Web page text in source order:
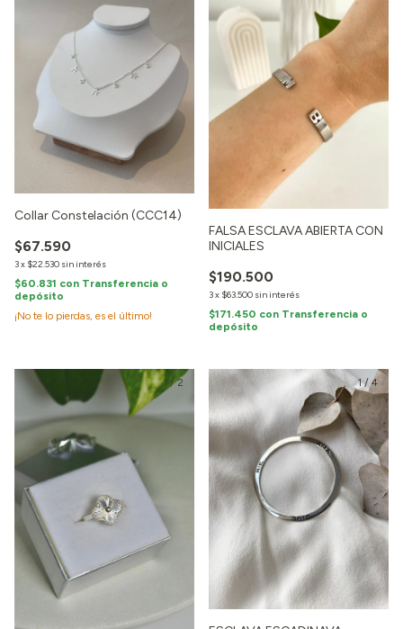
Collar Constelación (CCC14)
$67.590
3x $22.530 sin interés
$60.831 con Transferencia o
depósito
¡No te lo pierdas, es el último!
FALSA ESCLAVA ABIERTA CON
INICIALES
$190.500
3x $63.500 sin interés
$171.450 con Transferencia o
depósito
1 /2 1/4